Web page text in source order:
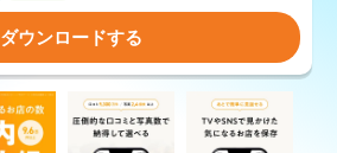
ダウンロードする